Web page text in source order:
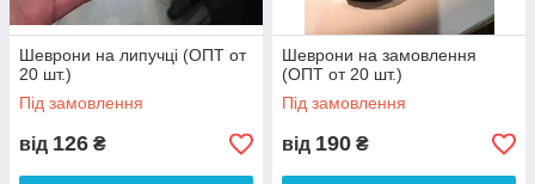
Шеврони на липучці (ОПТ от
20 шт.)
Під замовлення
від 126 ₴
Шеврони на замовлення
(ОПТ от 20 шт.)
Під замовлення
від 190 ₴